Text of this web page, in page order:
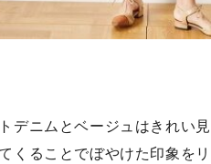
デニムとベージュはきれい
くることでぼやけた印象を